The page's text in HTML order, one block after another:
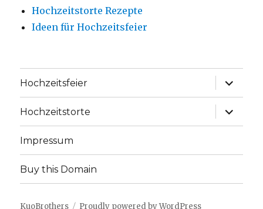
Hochzeitstorte Rezepte
Ideen für Hochzeitsfeier
Hochzeitsfeier
expand
child
menu
Hochzeitstorte
expand
child
menu
Impressum
Buy this Domain
KuoBrothers Proudly powered by WordPress